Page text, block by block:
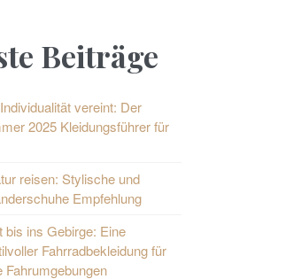
Beiträge
vereint: Der
2025 Kleidungsführer für
reisen: Stylische und
Empfehlung
bis ins Gebirge: Eine
Fahrradbekleidung für
Fahrumgebungen